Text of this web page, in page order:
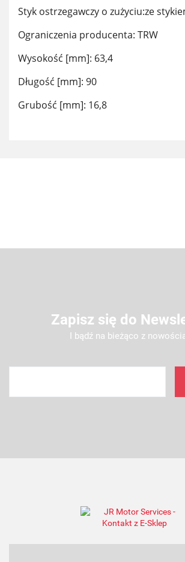
Styk ostrzegawczy o zużyciu:ze
Ograniczenia producenta: TRW
Wysokość [mm]: 63,4
Długość [mm]: 90
Grubość [mm]: 16,8
Zapisz się do
I bądź na bieżąco z